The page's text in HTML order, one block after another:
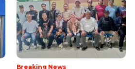
Breaking News